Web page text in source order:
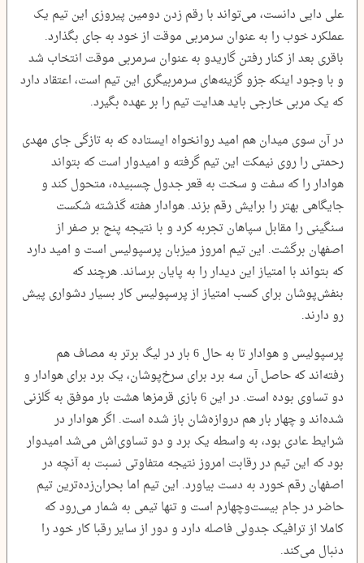
علی دایی دانست، می‌تواند با رقم زدن دومین پیروزی این تیم یک
عملکرد خوب را به عنوان سرمربی موقت از خود به جای بگذارد.
باقری بعد از کنار رفتن گاریدو به عنوان سرمربی موقت انتخاب شد
و با وجود اینکه جزو گزینه‌های سرمربیگری این تیم است، اعتقاد دارد
که یک مربی خارجی باید هدایت تیم را بر عهده بگیرد.
در آن سوی میدان هم امید روانخواه ایستاده که به تازگی جای مهدی
رحمتی را روی نیمکت این تیم گرفته و امیدوار است که بتواند
هوادار را که سفت و سخت به قعر جدول چسبیده، متحول کند و
جایگاهی بهتر را برایش رقم بزند. هوادار هفته گذشته شکست
سنگینی را مقابل سپاهان تجربه کرد و با نتیجه پنج بر صفر از
اصفهان برگشت. این تیم امروز میزبان پرسپولیس است و امید دارد
که بتواند با امتیاز این دیدار را به پایان برساند. هرچند که
بنفش‌پوشان برای کسب امتیاز از پرسپولیس کار بسیار دشواری پیش
رو دارند.
پرسپولیس و هوادار تا به حال 6 بار در لیگ برتر به مصاف هم
رفته‌اند که حاصل آن سه برد برای سرخ‌پوشان، یک برد برای هوادار و
دو تساوی بوده است. در این 6 بازی قرمزها هشت بار موفق به گلزنی
شده‌اند و چهار بار هم دروازه‌شان باز شده است. اگر هوادار در
شرایط عادی بود، به واسطه یک برد و دو تساوی‌اش می‌شد امیدوار
بود که این تیم در رقابت امروز نتیجه متفاوتی نسبت به آنچه در
اصفهان رقم خورد به دست بیاورد. این تیم اما بحران‌زده‌ترین تیم
حاضر در جام بیست‌وچهارم است و تنها تیمی به شمار می‌رود که
کاملا از ترافیک جدولی فاصله دارد و دور از سایر رقبا کار خود را
دنبال می‌کند.